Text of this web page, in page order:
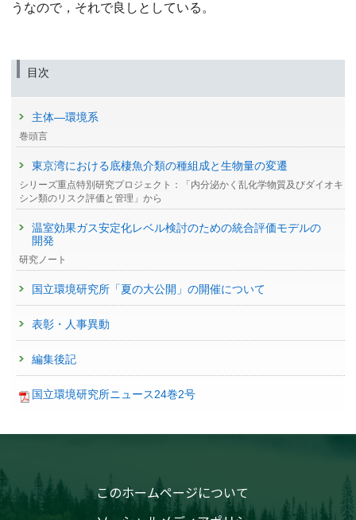
うなので，それで良しとしている。
目次
主体—環境系
巻頭言
東京湾における底棲魚介類の種組成と生物量の変遷
シリーズ重点特別研究プロジェクト：「内分泌かく乱化学物質及びダイオキ
シン類のリスク評価と管理」から
温室効果ガス安定化レベル検討のための統合評価モデルの
開発
研究ノート
国立環境研究所「夏の大公開」の開催について
表彰・人事異動
編集後記
国立環境研究所ニュース24巻2号
このホームページについて